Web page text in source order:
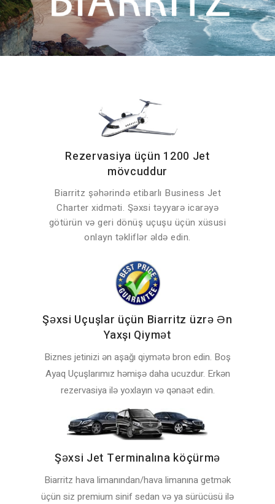
Rezervasiya üçün 1200 Jet
mövcuddur
Biarritz şəhərində etibarlı Business Jet
Charter xidməti. Şəxsi təyyarə icarəyə
götürün və geri dönüş uçuşu üçün xüsusi
onlayn təkliflər əldə edin.
Şəxsi Uçuşlar üçün Biarritz üzrə Ən
Yaxşı Qiymət
Biznes jetinizi ən aşağı qiymətə bron edin. Boş
Ayaq Uçuşlarımız həmişə daha ucuzdur. Erkən
rezervasiya ilə yoxlayın və qənaət edin.
Şəxsi Jet Terminalına köçürmə
Biarritz hava limanından/hava limanına getmək
üçün siz premium sinif sedan və ya sürücüsü ilə